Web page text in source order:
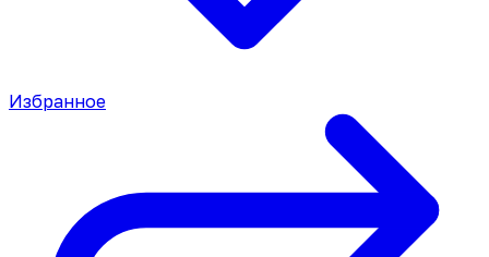
Избранное